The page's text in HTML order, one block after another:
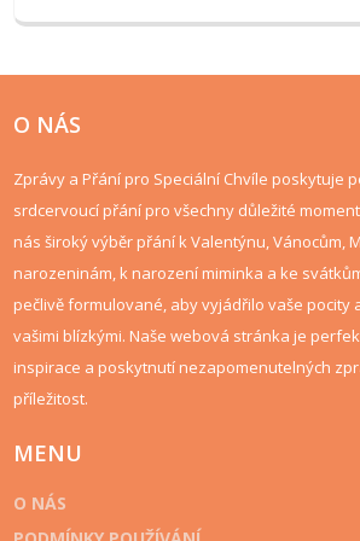
osobitý charakter, který dokonale
O NÁS
Zprávy a Přání pro Speciální Chvíle poskytuje
srdcervoucí přání pro všechny důležité
nás široký výběr přání k Valentýnu, Vánocům,
narozeninám, k narození miminka a ke
pečlivě formulované, aby vyjádřilo vaše pocity
vašimi blízkými. Naše webová stránka je
inspirace a poskytnutí nezapomenutelných
příležitost.
MENU
O NÁS